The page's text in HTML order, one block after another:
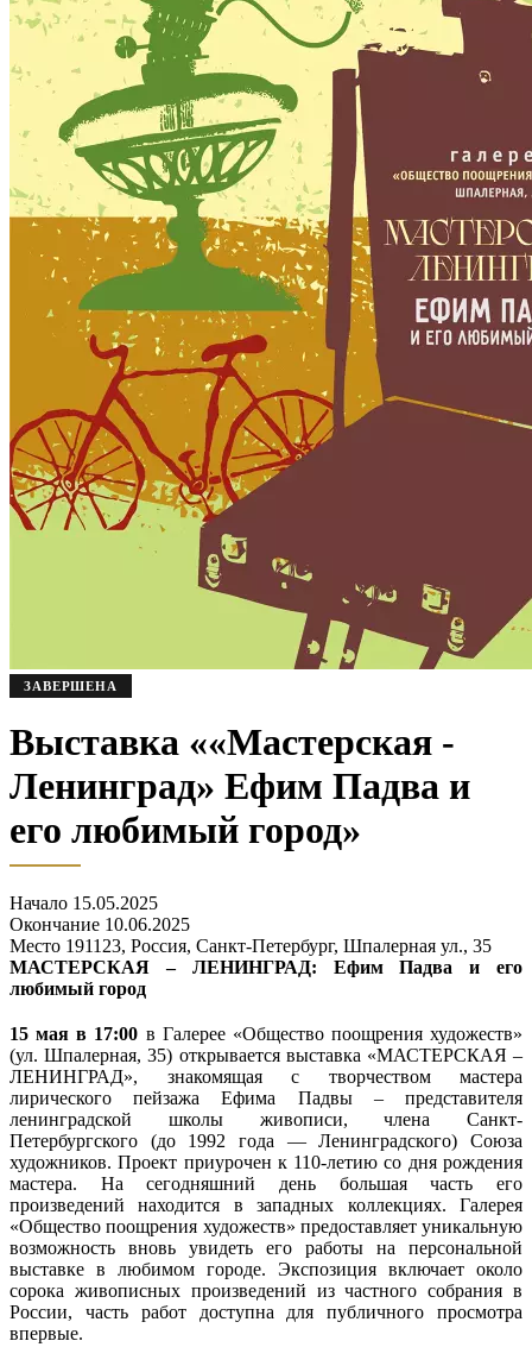
ЗАВЕРШЕНА
Выставка ««Мастерская -
Ленинград» Ефим Падва и
его любимый город»
Начало 15.05.2025
Окончание 10.06.2025
Место 191123, Россия, Санкт-Петербург, Шпалерная ул., 35
МАСТЕРСКАЯ – ЛЕНИНГРАД: Ефим Падва и его
любимый город
15 мая в 17:00 в Галерее «Общество поощрения художеств»
(ул. Шпалерная, 35) открывается выставка «МАСТЕРСКАЯ –
ЛЕНИНГРАД», знакомящая с творчеством мастера
лирического пейзажа Ефима Падвы – представителя
ленинградской школы живописи, члена Санкт-
Петербургского (до 1992 года — Ленинградского) Союза
художников. Проект приурочен к 110-летию со дня рождения
мастера. На сегодняшний день большая часть его
произведений находится в западных коллекциях. Галерея
«Общество поощрения художеств» предоставляет уникальную
возможность вновь увидеть его работы на персональной
выставке в любимом городе. Экспозиция включает около
сорока живописных произведений из частного собрания в
России, часть работ доступна для публичного просмотра
впервые.